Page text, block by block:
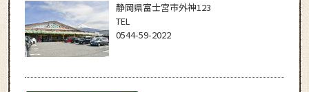
静岡県富士宮市外神123
TEL
0544-59-2022